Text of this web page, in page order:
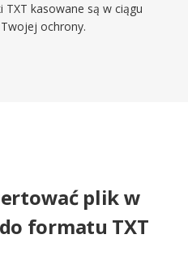
TXT kasowane są w ciągu
ochrony.
plik w
formatu TXT